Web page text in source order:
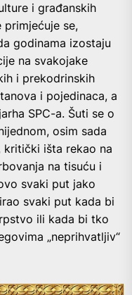
i građanskih
primjećuje se,
godinama izostaju
na svakojake
i prekodrinskih
i pojedinaca, a
SPC-a. Šuti se o
osim sada
kritički išta rekao na
na tisuću i
svaki put jako
svaki put kada bi
ili kada bi tko
„neprihvatljiv“